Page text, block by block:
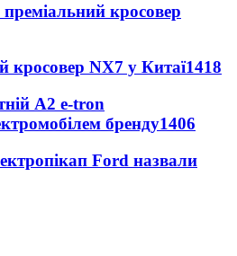
кросовер
кросовер NX7 у Китаї1418
A2 e-tron
бренду1406
Ford назвали